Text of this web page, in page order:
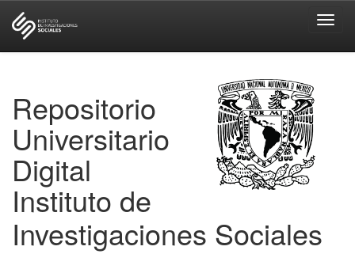
Repositorio
Universitario
Digital
Instituto de
Investigaciones Sociales